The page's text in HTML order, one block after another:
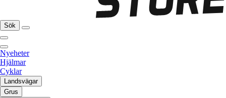
Sök
Nyeheter
Hjälmar
Cyklar
Landsvägar
Grus